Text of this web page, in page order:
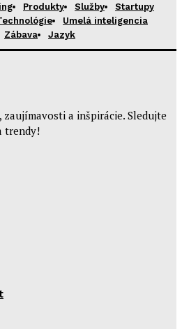
Produkty Služby
Startupy
Umelá inteligencia
Zábava
Jazyk
a inšpirácie. Sledujte
trendy!